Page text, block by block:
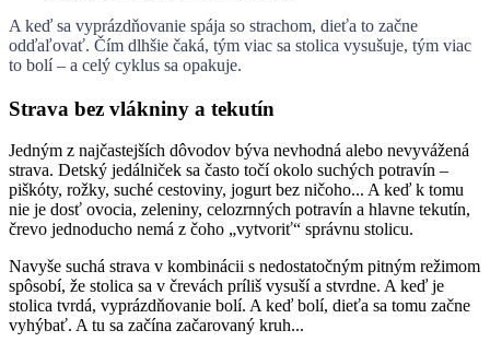
A keď sa vyprázdňovanie spája so strachom, dieťa to začne
odďaľovať. Čím dlhšie čaká, tým viac sa stolica vysušuje, tým viac
to bolí – a celý cyklus sa opakuje.
Strava bez vlákniny a tekutín
Jedným z najčastejších dôvodov býva nevhodná alebo nevyvážená
strava. Detský jedálniček sa často točí okolo suchých potravín –
piškóty, rožky, suché cestoviny, jogurt bez ničoho... A keď k tomu
nie je dosť ovocia, zeleniny, celozrnných potravín a hlavne tekutín,
črevo jednoducho nemá z čoho „vytvoriť“ správnu stolicu.
Navyše suchá strava v kombinácii s nedostatočným pitným režimom
spôsobí, že stolica sa v črevách príliš vysuší a stvrdne. A keď je
stolica tvrdá, vyprázdňovanie bolí. A keď bolí, dieťa sa tomu začne
vyhýbať. A tu sa začína začarovaný kruh...